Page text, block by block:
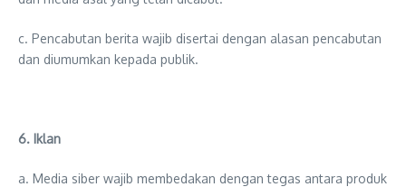
c. Pencabutan berita wajib disertai dengan alasan pencabutan
dan diumumkan kepada publik.
6. Iklan
a. Media siber wajib membedakan dengan tegas antara produk